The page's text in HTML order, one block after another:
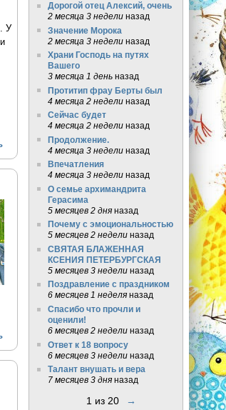
У
Дорогой отец Алексий, очень
2 месяца 3 неделиназад
Значение Морока
2 месяца 3 неделиназад
Храни Господь на путях
Вашего
3 месяца 1 деньназад
Протитип фрау Берты был
4 месяца 2 неделиназад
Сейчас будет
4 месяца 2 неделиназад
Продолжение.
4 месяца 3 неделиназад
Впечатления
4 месяца 3 неделиназад
О семье архимандрита
Герасима
5 месяцев 2 дняназад
Почему с эмоциональностью
5 месяцев 2 неделиназад
СВЯТАЯ БЛАЖЕННАЯ
КСЕНИЯ ПЕТЕРБУРГСКАЯ
5 месяцев 3 неделиназад
Поздравление с праздником
6 месяцев 1 неделяназад
Спасибо что прочли и
оценили!
6 месяцев 2 неделиназад
Ответ к 18 вопросу
6 месяцев 3 неделиназад
Талант внушать и вера
7 месяцев 3 дняназад
1 из 20 →